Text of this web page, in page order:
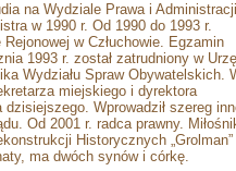
na Wydziale Prawa i Administracji
w 1990 r. Od 1990 do 1993 r.
w Człuchowie. Egzamin
1993 r. został zatrudniony w
Wydziału Spraw Obywatelskich.
miejskiego i dyrektora
Wprowadził szereg
Od 2001 r. radca prawny.
Historycznych „Grolman”
ma dwóch synów i córkę.